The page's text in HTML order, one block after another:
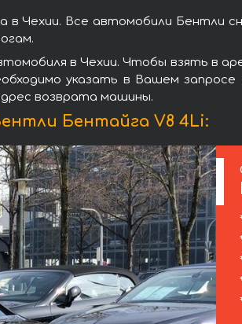
Чехии. Все автомобили Бентли
в Чехии. Чтобы взять в
указать в Вашем
возврата машины.
Бентайга V8 4Li: